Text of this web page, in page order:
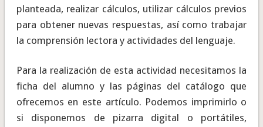
planteada, realizar cálculos, utilizar cálculos previos
para obtener nuevas respuestas, así como trabajar
la comprensión lectora y actividades del lenguaje.
Para la realización de esta actividad necesitamos la
ficha del alumno y las páginas del catálogo que
ofrecemos en este artículo. Podemos imprimirlo o
si disponemos de pizarra digital o portátiles,